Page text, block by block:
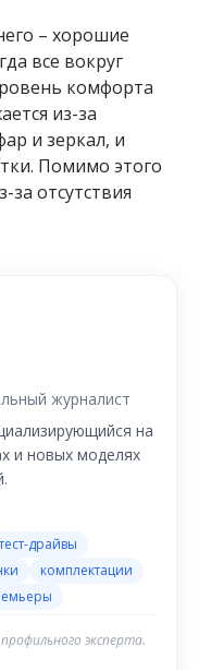
– хорошие
все вокруг
комфорта
из-за
и зеркал, и
Помимо этого
за отсутствия
журналист
на
и новых моделях
драйвы
комплектации
эксперта.